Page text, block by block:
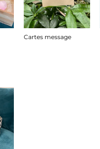
Cartes message